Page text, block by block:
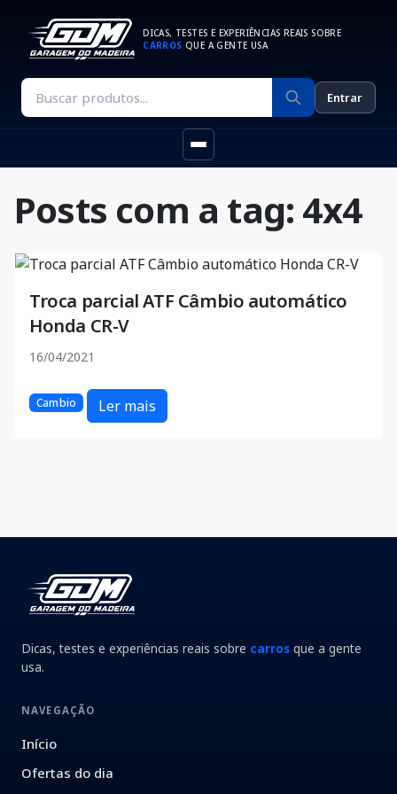
DICAS, TESTES E EXPERIÊNCIAS REAIS SOBRE
CARROS QUE A GENTE USA
Entrar
Posts com a tag: 4x4
Troca parcial ATF Câmbio automático
Honda CR-V
16/04/2021
Cambio Ler mais
Dicas, testes e experiências reais sobre carros que a gente
usa.
NAVEGAÇÃO
Início
Ofertas do dia